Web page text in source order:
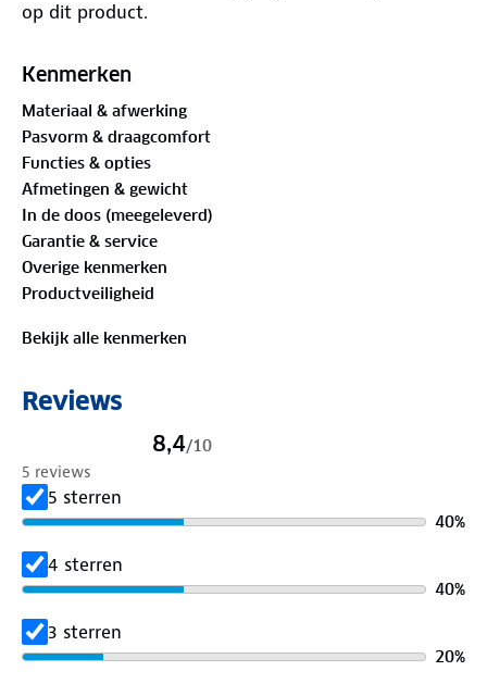
op dit product.
Kenmerken
Materiaal & afwerking
Pasvorm & draagcomfort
Functies & opties
Afmetingen & gewicht
In de doos (meegeleverd)
Garantie & service
Overige kenmerken
Productveiligheid
Bekijk alle kenmerken
Reviews
8,4/10
5 reviews
5 sterren
40%
4 sterren
40%
3 sterren
20%